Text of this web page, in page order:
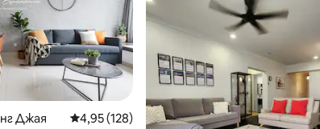
Джая Средна оценка: 4,95 от 5, 128 отзива
4,95 (128)